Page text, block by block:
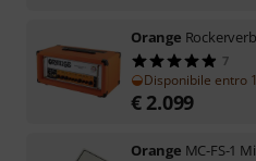
Orange
7
Disponibile entro
€ 2.099
Orange MC-FS-1